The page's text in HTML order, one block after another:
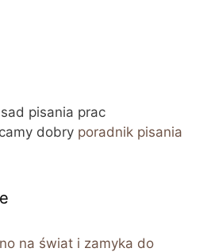
pisania prac
dobry poradnik pisania
na świat i zamyka do